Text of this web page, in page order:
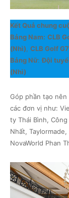
Kết Quả chung
Bảng Nam: CLB
(Nhì) CLB Golf
Bảng Nữ:Đội
(Nhì)
Góp phần tạo
các đơn vị như:
ty Thái Bình,
Nhất,
NovaWorld Phan